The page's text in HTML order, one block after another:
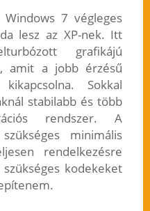
Windows 7 végleges
lesz az XP-nek. Itt
grafikájú
amit a jobb érzésű
Sokkal
stabilabb és több
rendszer. A
minimális
rendelkezésre
kodekeket